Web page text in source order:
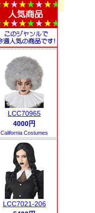
LCC70965
4000円
California Costumes
LCC7021-206